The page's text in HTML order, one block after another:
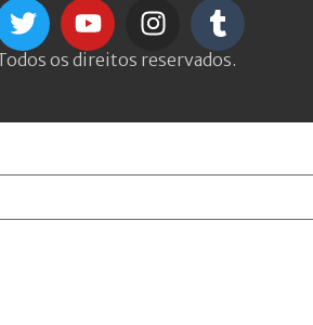
os direitos reservados.